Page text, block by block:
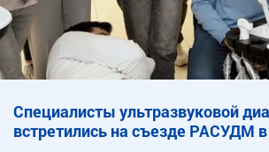
Специалисты ультразвуковой
встретились на съезде РАСУДМ